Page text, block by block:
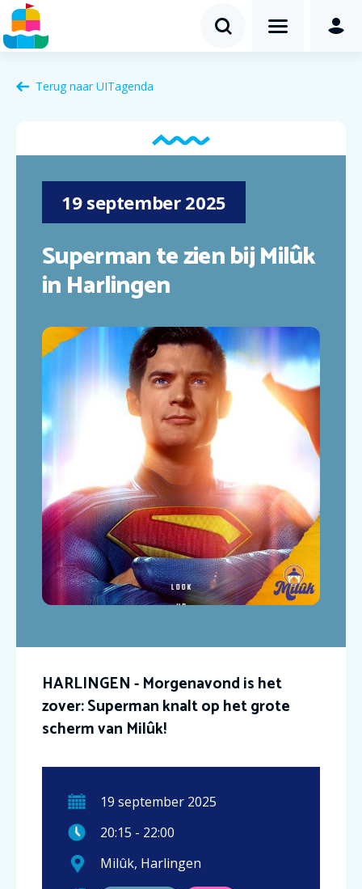
Terug naar UITagenda
19 september 2025
Superman te zien bij Milûk
in Harlingen
HARLINGEN - Morgenavond is het
zover: Superman knalt op het grote
scherm van Milûk!
19 september 2025
20:15 - 22:00
Milûk, Harlingen